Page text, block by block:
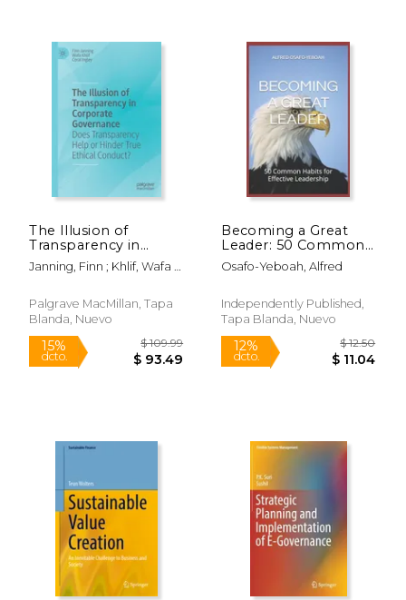
dcto. $ 46.74 dcto. $
The Illusion of
Transparency in
Corporate
Governance: Does
Hinder True Ethical
Conduct? (en Inglés)
Janning, Finn ; Khlif, Wafa ;
Palgrave MacMillan, Tapa
Blanda, Nuevo
Becoming a Great
Leader: 50 Common
Habits for Effective
Leadership (en
Osafo-Yeboah, Alfred
Independently Published,
Tapa Blanda, Nuevo